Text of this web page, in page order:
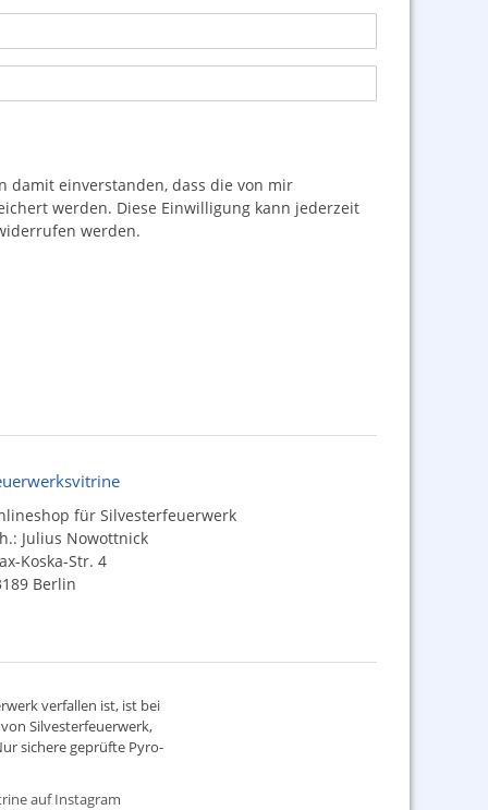
einverstanden, dass die von mir
werden. Diese Einwilligung kann jederzeit
werden.
für Silvesterfeuerwerk
Julius Nowottnick
Koska-Str. 4
Berlin
verfallen ist, ist bei
Silvesterfeuerwerk,
sichere geprüfte Pyro-
auf Instagram